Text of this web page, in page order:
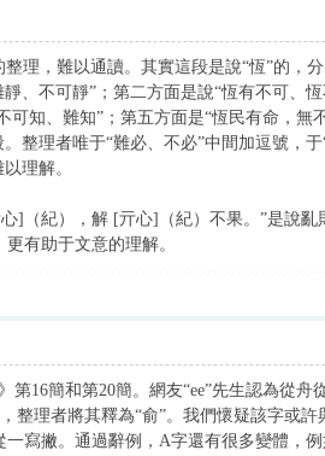
整理，難以通讀。其實這段是說“恆”的，
、不可靜”；第二方面是說“恆有不可、
可知、難知”；第五方面是“恆民有命，無
整理者唯于“難必、不必”中間加逗號，
理解。
]（紀），解 [亓心]（紀）不果。”是說
有助于文意的理解。
第16簡和第20簡。網友“ee”先生認為從
整理者將其釋為“俞”。我們懷疑該字或許
一寫撇。通過辭例，A字還有很多變體，